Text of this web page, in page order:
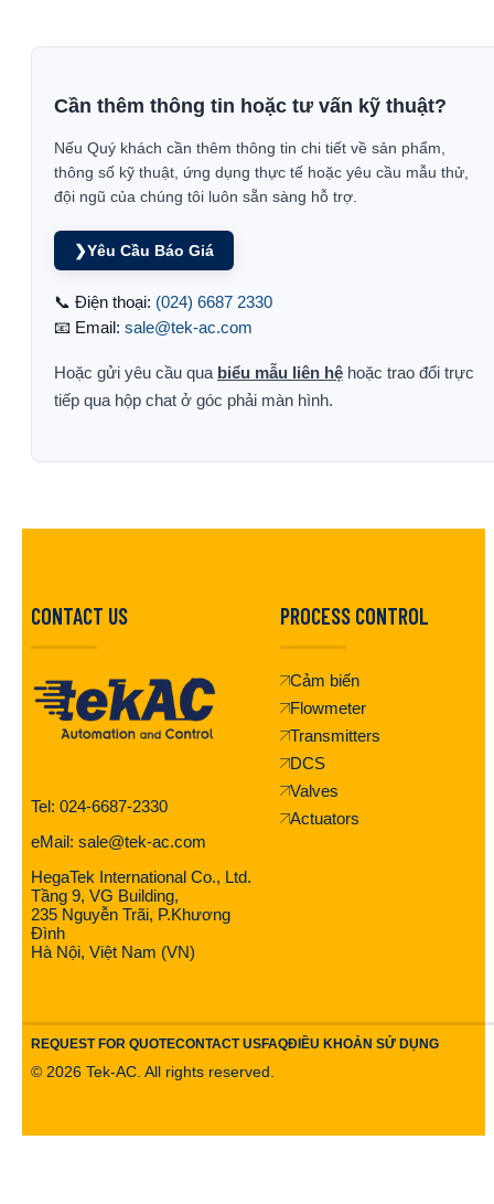
Cần thêm thông tin hoặc tư vấn kỹ thuật?
Nếu Quý khách cần thêm thông tin chi tiết về sản phẩm,
thông số kỹ thuật, ứng dụng thực tế hoặc yêu cầu mẫu thử,
đội ngũ của chúng tôi luôn sẵn sàng hỗ trợ.
❯Yêu Cầu Báo Giá
📞 Điện thoại: (024) 6687 2330
📧 Email: sale@tek-ac.com
Hoặc gửi yêu cầu qua biểu mẫu liên hệ hoặc trao đổi trực
tiếp qua hộp chat ở góc phải màn hình.
CONTACT US
Tel: 024-6687-2330
eMail: sale@tek-ac.com
HegaTek International Co., Ltd.
Tầng 9, VG Building,
235 Nguyễn Trãi, P.Khương
Đình
Hà Nội, Việt Nam (VN)
PROCESS CONTROL
Cảm biến
Flowmeter
Transmitters
DCS
Valves
Actuators
REQUEST FOR QUOTECONTACT USFAQĐIỀU KHOẢN SỬ DỤNG
© 2026 Tek-AC. All rights reserved.